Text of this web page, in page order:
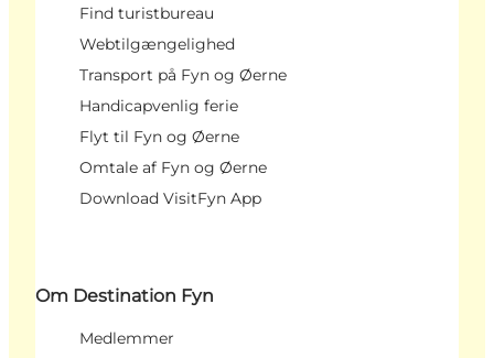
Find turistbureau
Webtilgængelighed
Transport på Fyn og Øerne
Handicapvenlig ferie
Flyt til Fyn og Øerne
Omtale af Fyn og Øerne
Download VisitFyn App
Om Destination Fyn
Medlemmer